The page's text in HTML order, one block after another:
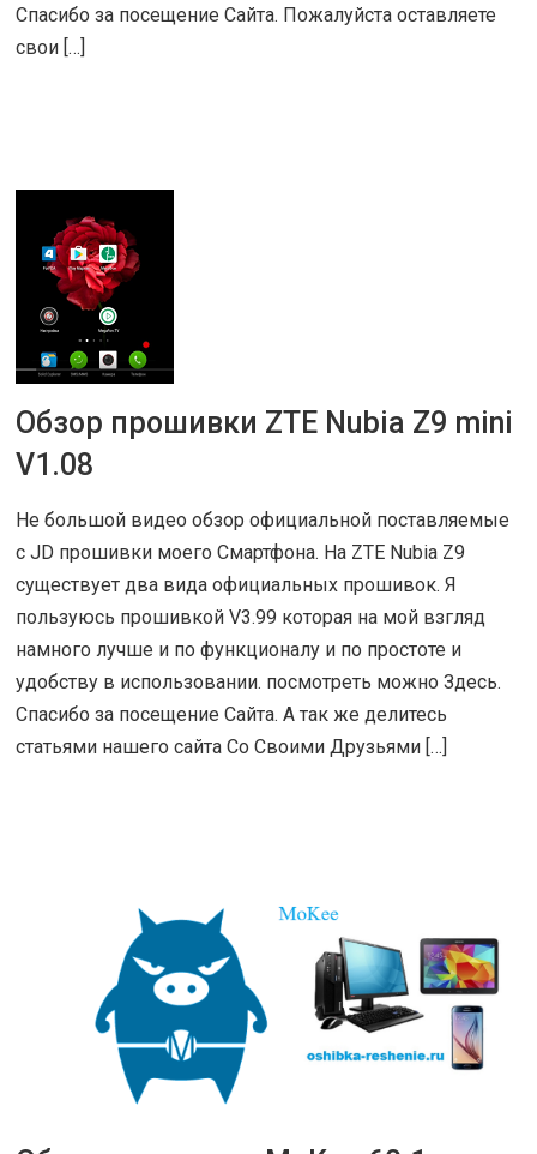
Спасибо за посещение Сайта. Пожалуйста оставляете
свои […]
30 ИЮЛ 2016 | ОБЗОРЫ
Обзор прошивки ZTE Nubia Z9 mini
V1.08
Не большой видео обзор официальной поставляемые
с JD прошивки моего Смартфона. На ZTE Nubia Z9
существует два вида официальных прошивок. Я
пользуюсь прошивкой V3.99 которая на мой взгляд
намного лучше и по функционалу и по простоте и
удобству в использовании. посмотреть можно Здесь.
Спасибо за посещение Сайта. А так же делитесь
статьями нашего сайта Со Своими Друзьями […]